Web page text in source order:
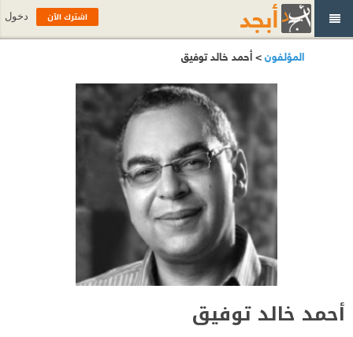
المؤلفون> أحمد خالد توفيق
أحمد خالد توفيق
اشترك الآن دخول